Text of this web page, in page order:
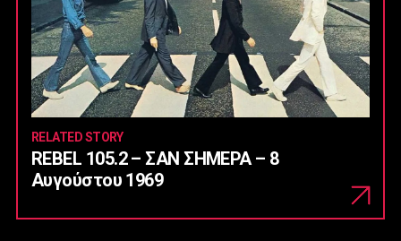
RELATED STORY
REBEL 105.2 – ΣΑΝ ΣΗΜΕΡΑ – 8
Αυγούστου 1969